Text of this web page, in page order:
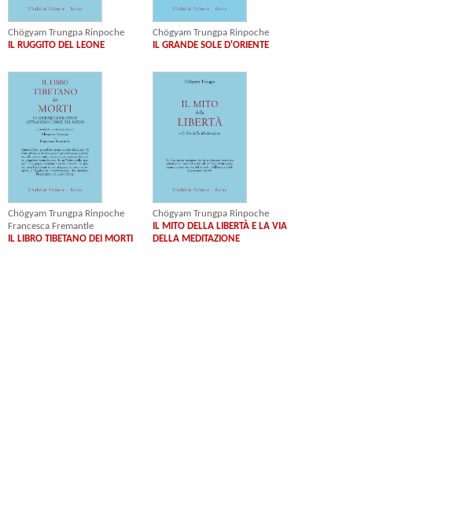
Chögyam Trungpa Rinpoche
IL RUGGITO DEL LEONE
Chögyam Trungpa Rinpoche
IL GRANDE SOLE D'ORIENTE
Chögyam Trungpa Rinpoche
Francesca Fremantle
IL LIBRO TIBETANO DEI MORTI
Chögyam Trungpa Rinpoche
IL MITO DELLA LIBERTÀ E LA VIA
DELLA MEDITAZIONE